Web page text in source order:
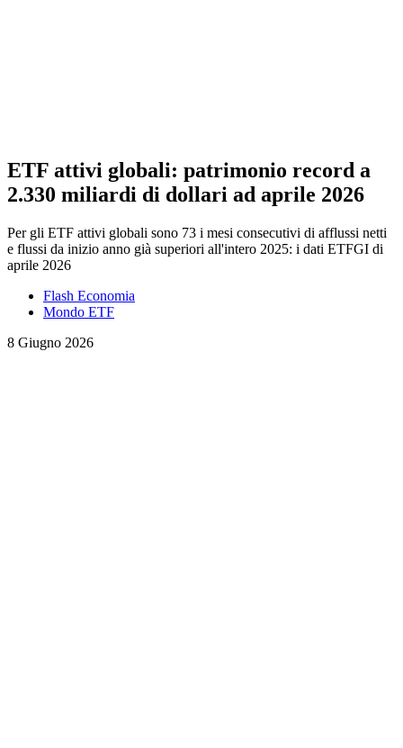
ETF attivi globali: patrimonio record a
2.330 miliardi di dollari ad aprile 2026
Per gli ETF attivi globali sono 73 i mesi consecutivi di afflussi netti
e flussi da inizio anno già superiori all'intero 2025: i dati ETFGI di
aprile 2026
Flash Economia
Mondo ETF
8 Giugno 2026